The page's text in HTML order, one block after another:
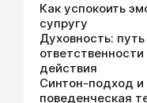
Как успокоить
супругу
Духовность:
действия
Синтон-подход и
поведенческая